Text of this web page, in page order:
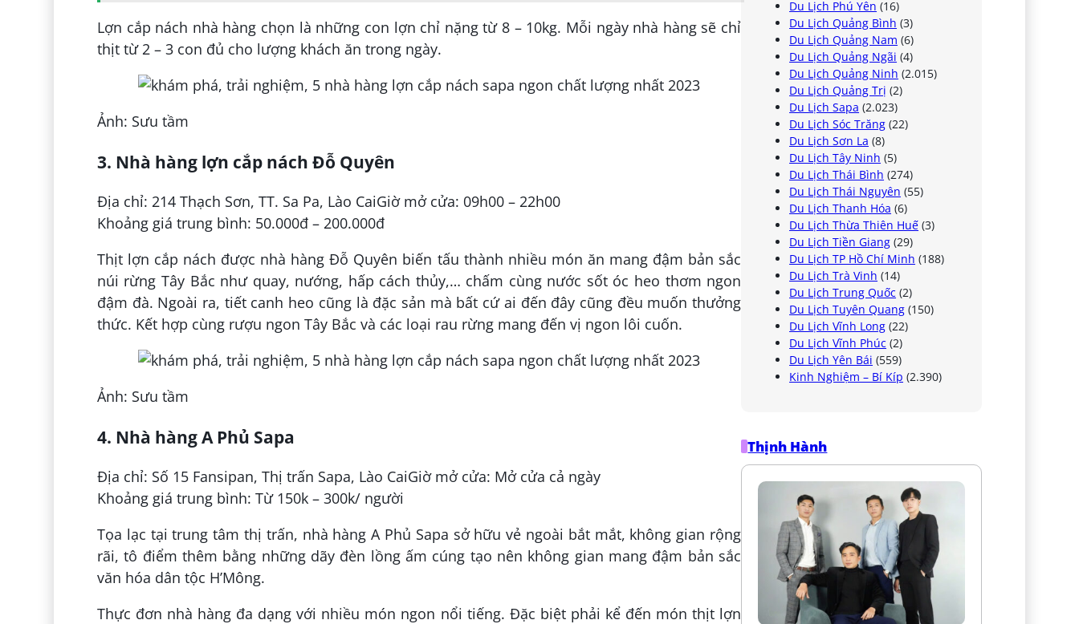
Lợn cắp nách nhà hàng chọn là những con lợn chỉ nặng từ 8 – 10kg. Mỗi ngày nhà hàng sẽ chỉ
thịt từ 2 – 3 con đủ cho lượng khách ăn trong ngày.
Ảnh: Sưu tầm
3. Nhà hàng lợn cắp nách Đỗ Quyên
Địa chỉ: 214 Thạch Sơn, TT. Sa Pa, Lào CaiGiờ mở cửa: 09h00 – 22h00
Khoảng giá trung bình: 50.000đ – 200.000đ
Thịt lợn cắp nách được nhà hàng Đỗ Quyên biến tấu thành nhiều món ăn mang đậm bản sắc
núi rừng Tây Bắc như quay, nướng, hấp cách thủy,… chấm cùng nước sốt óc heo thơm ngon
đậm đà. Ngoài ra, tiết canh heo cũng là đặc sản mà bất cứ ai đến đây cũng đều muốn thưởng
thức. Kết hợp cùng rượu ngon Tây Bắc và các loại rau rừng mang đến vị ngon lôi cuốn.
Ảnh: Sưu tầm
4. Nhà hàng A Phủ Sapa
Địa chỉ: Số 15 Fansipan, Thị trấn Sapa, Lào CaiGiờ mở cửa: Mở cửa cả ngày
Khoảng giá trung bình: Từ 150k – 300k/ người
Tọa lạc tại trung tâm thị trấn, nhà hàng A Phủ Sapa sở hữu vẻ ngoài bắt mắt, không gian rộng
rãi, tô điểm thêm bằng những dãy đèn lồng ấm cúng tạo nên không gian mang đậm bản sắc
văn hóa dân tộc H’Mông.
Thực đơn nhà hàng đa dạng với nhiều món ngon nổi tiếng. Đặc biệt phải kể đến món thịt lợn
Du Lịch Phú Yên (16)
Du Lịch Quảng Bình (3)
Du Lịch Quảng Nam (6)
Du Lịch Quảng Ngãi (4)
Du Lịch Quảng Ninh (2.015)
Du Lịch Quảng Trị (2)
Du Lịch Sapa (2.023)
Du Lịch Sóc Trăng (22)
Du Lịch Sơn La (8)
Du Lịch Tây Ninh (5)
Du Lịch Thái Bình (274)
Du Lịch Thái Nguyên (55)
Du Lịch Thanh Hóa (6)
Du Lịch Thừa Thiên Huế (3)
Du Lịch Tiền Giang (29)
Du Lịch TP Hồ Chí Minh (188)
Du Lịch Trà Vinh (14)
Du Lịch Trung Quốc (2)
Du Lịch Tuyên Quang (150)
Du Lịch Vĩnh Long (22)
Du Lịch Vĩnh Phúc (2)
Du Lịch Yên Bái (559)
Kinh Nghiệm – Bí Kíp (2.390)
Thịnh Hành